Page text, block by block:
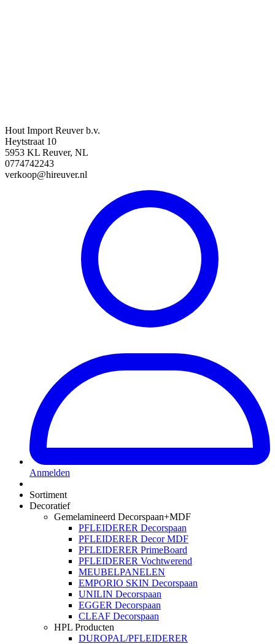
Hout Import Reuver b.v.
Heytstraat 10
5953 KL Reuver, NL
0774742243
verkoop@hireuver.nl
Anmelden
Sortiment
Decoratief
Gemelamineerd Decorspaan+MDF
PFLEIDERER Decorspaan
PFLEIDERER Decor MDF
PFLEIDERER PrimeBoard
PFLEIDERER Vochtwerend
MEUBELPANELEN
EMPORIO SKIN Decorspaan
UNILIN Decorspaan
EGGER Decorspaan
CLEAF Decorspaan
HPL Producten
DUROPAL/PFLEIDERER